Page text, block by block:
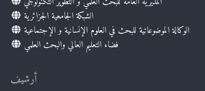
الشبكة الجامعية الجزائرية
الوكالة الموضوعاتية للبحث في العلوم الإنسانية و الإجتماعية
فضاء التعليم العالي والبحث العلمي
أرشيف